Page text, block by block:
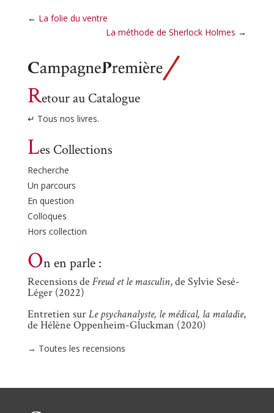
← La folie du ventre
La méthode de Sherlock Holmes →
Retour au Catalogue
↵ Tous nos livres.
Les Collections
Recherche
Un parcours
En question
Colloques
Hors collection
On en parle :
Recensions de Freud et le masculin, de Sylvie Sesé-
Léger (2022)
Entretien surLe psychanalyste, le médical, la maladie,
de Hélène Oppenheim-Gluckman (2020)
→ Toutes les recensions